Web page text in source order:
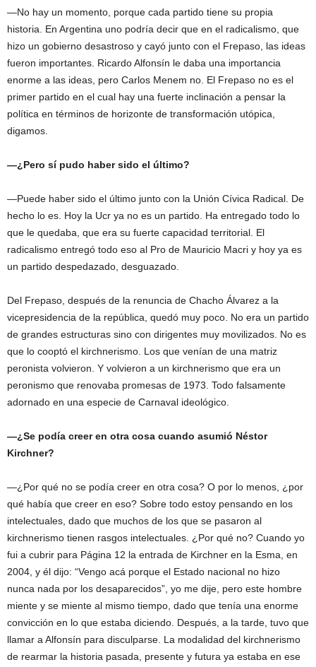
—No hay un momento, porque cada partido tiene su propia
historia. En Argentina uno podría decir que en el radicalismo, que
hizo un gobierno desastroso y cayó junto con el Frepaso, las ideas
fueron importantes. Ricardo Alfonsín le daba una importancia
enorme a las ideas, pero Carlos Menem no. El Frepaso no es el
primer partido en el cual hay una fuerte inclinación a pensar la
política en términos de horizonte de transformación utópica,
digamos.
—¿Pero sí pudo haber sido el último?
—Puede haber sido el último junto con la Unión Cívica Radical. De
hecho lo es. Hoy la Ucr ya no es un partido. Ha entregado todo lo
que le quedaba, que era su fuerte capacidad territorial. El
radicalismo entregó todo eso al Pro de Mauricio Macri y hoy ya es
un partido despedazado, desguazado.
Del Frepaso, después de la renuncia de Chacho Álvarez a la
vicepresidencia de la república, quedó muy poco. No era un partido
de grandes estructuras sino con dirigentes muy movilizados. No es
que lo cooptó el kirchnerismo. Los que venían de una matriz
peronista volvieron. Y volvieron a un kirchnerismo que era un
peronismo que renovaba promesas de 1973. Todo falsamente
adornado en una especie de Carnaval ideológico.
—¿Se podía creer en otra cosa cuando asumió Néstor
Kirchner?
—¿Por qué no se podía creer en otra cosa? O por lo menos, ¿por
qué había que creer en eso? Sobre todo estoy pensando en los
intelectuales, dado que muchos de los que se pasaron al
kirchnerismo tienen rasgos intelectuales. ¿Por qué no? Cuando yo
fui a cubrir para Página 12 la entrada de Kirchner en la Esma, en
2004, y él dijo: “Vengo acá porque el Estado nacional no hizo
nunca nada por los desaparecidos”, yo me dije, pero este hombre
miente y se miente al mismo tiempo, dado que tenía una enorme
convicción en lo que estaba diciendo. Después, a la tarde, tuvo que
llamar a Alfonsín para disculparse. La modalidad del kirchnerismo
de rearmar la historia pasada, presente y futura ya estaba en ese